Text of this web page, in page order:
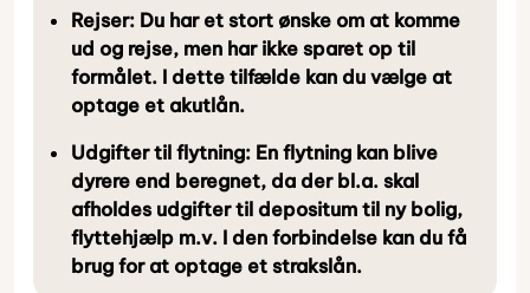
Rejser: Du har et stort ønske om at komme
ud og rejse, men har ikke sparet op til
formålet. I dette tilfælde kan du vælge at
optage et akutlån.
Udgifter til flytning: En flytning kan blive
dyrere end beregnet, da der bl.a. skal
afholdes udgifter til depositum til ny bolig,
flyttehjælp m.v. I den forbindelse kan du få
brug for at optage et strakslån.